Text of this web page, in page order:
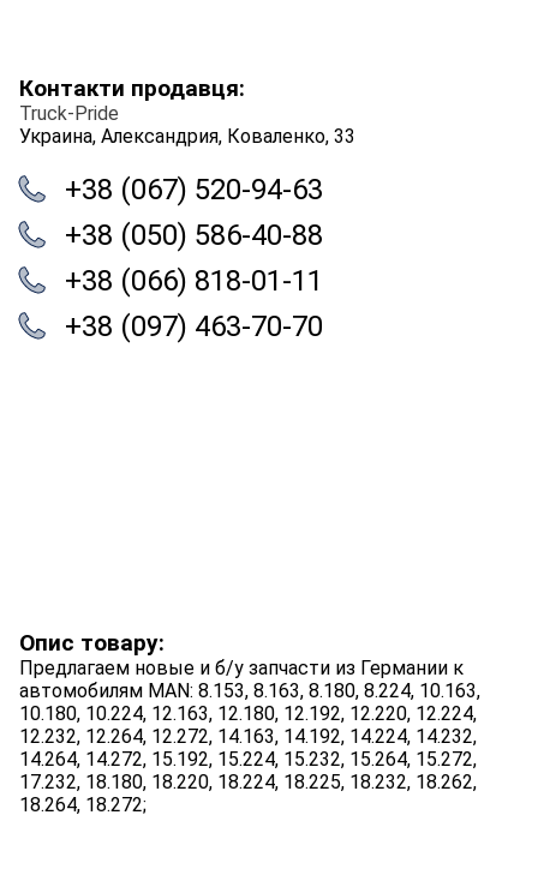
Контакти продавця:
Truck-Pride
Украина, Александрия, Коваленко, 33
+38 (067) 520-94-63
+38 (050) 586-40-88
+38 (066) 818-01-11
+38 (097) 463-70-70
Опис товару:
Предлагаем новые и б/у запчасти из Германии к
автомобилям MAN: 8.153, 8.163, 8.180, 8.224, 10.163,
10.180, 10.224, 12.163, 12.180, 12.192, 12.220, 12.224,
12.232, 12.264, 12.272, 14.163, 14.192, 14.224, 14.232,
14.264, 14.272, 15.192, 15.224, 15.232, 15.264, 15.272,
17.232, 18.180, 18.220, 18.224, 18.225, 18.232, 18.262,
18.264, 18.272;